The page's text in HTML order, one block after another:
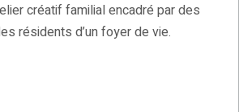
créatif familial encadré par des
résidents d’un foyer de vie.